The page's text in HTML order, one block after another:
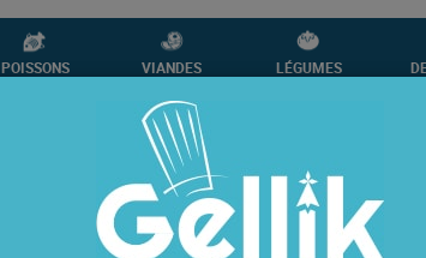
POISSONS
VIANDES
LÉGUMES
1933
SAUMON